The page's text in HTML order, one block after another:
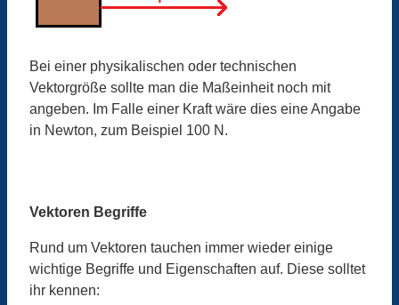
Bei einer physikalischen oder technischen
Vektorgröße sollte man die Maßeinheit noch mit
angeben. Im Falle einer Kraft wäre dies eine Angabe
in Newton, zum Beispiel 100 N.
Vektoren Begriffe
Rund um Vektoren tauchen immer wieder einige
wichtige Begriffe und Eigenschaften auf. Diese solltet
ihr kennen: